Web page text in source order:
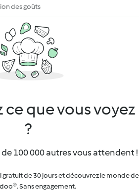
des goûts
ce que vous voyez
?
100 000 autres vous attendent !
gratuit de 30 jours et découvrez le monde de
Sans engagement.